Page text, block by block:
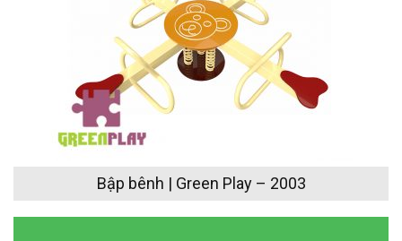
Bập bênh | Green Play – 2003